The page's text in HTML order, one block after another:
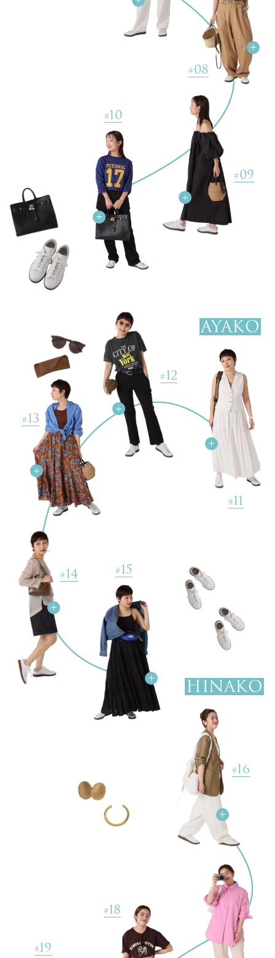
#08
#09
#10
AYAKO
#11
#12
#13
#14 #15
HINAKO
#16
#18
#19
ADIDAS / アディダス for SLOBE / 417 STANSMITH LUXスニーカ
￥19,800(税込)
CLヘリンボンプチベスト
￥13,200(税込)
リネンレーヨンタックギャザースカート
￥2,640(税込) 80%OFF
【BATTLE LAKE/バトルレイク】ストラップバッグ
PALM/パーム SLOBE別注 2SETキャミソール
￥8,800(税込)
12
ADIDAS / アディダス for SLOBE / 417 STANSMITH LUXスニーカ
【GOOD ROCK SPEED / グッドロックスピード】NEWYORK Tシ
￥5,720(税込)
《WEB限定サイズ有り》スティックパンツ
￥7,700(税込) 30%OFF
【Caterina Bertini/カテリナ ベルティーニ】フリンジクラッチ
【PHILIPPE AUDIBERT/フィリップ・オーディベール】フープピ
《追加》SLOBE カーブバックルベルト
￥6,600(税込)